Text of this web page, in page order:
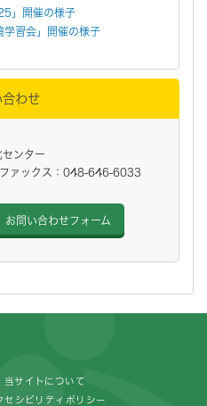
」開催の様子
学習会」開催の様子
合わせ
センター
ァックス：048-646-6033
お問い合わせフォーム
当サイトについて
セシビリティポリシー